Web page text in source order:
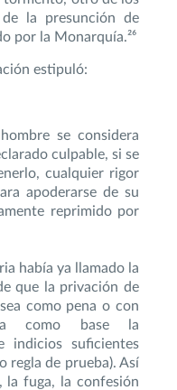
la presunción de
por la Monarquía.²⁶
estipuló:
se considera
culpable, si se
cualquier rigor
apoderarse de su
reprimido por
había ya llamado la
que la privación de
como pena o con
como base la
indicios suficientes
regla de prueba). Así
la fuga, la confesión